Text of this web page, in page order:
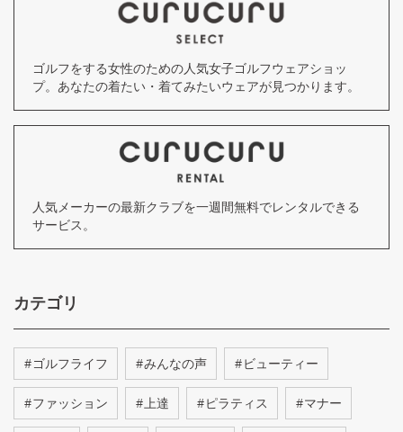
ゴルフをする女性のための人気女子ゴルフウェアショッ
プ。あなたの着たい・着てみたいウェアが見つかります。
人気メーカーの最新クラブを一週間無料でレンタルできる
サービス。
カテゴリ
#ゴルフライフ #みんなの声 #ビューティー
#ファッション #上達 #ピラティス #マナー